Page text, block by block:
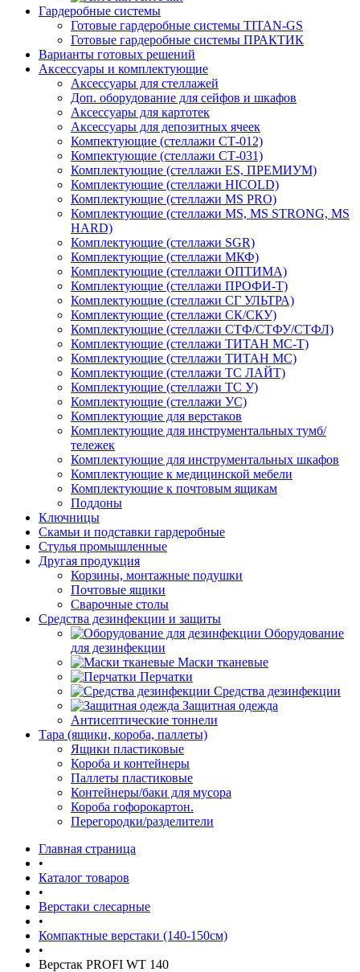
Гардеробные системы
Готовые гардеробные системы TITAN-GS
Готовые гардеробные системы ПРАКТИК
Варианты готовых решений
Аксессуары и комплектующие
Аксессуары для стеллажей
Доп. оборудование для сейфов и шкафов
Аксессуары для картотек
Аксессуары для депозитных ячеек
Компектующие (стеллажи СТ-012)
Компектующие (стеллажи СТ-031)
Комплектующие (стеллажи ES, ПРЕМИУМ)
Комплектующие (стеллажи HICOLD)
Комплектующие (стеллажи MS PRO)
Комплектующие (стеллажи MS, MS STRONG, MS
HARD)
Комплектующие (стеллажи SGR)
Комплектующие (стеллажи МКФ)
Комплектующие (стеллажи ОПТИМА)
Комплектующие (стеллажи ПРОФИ-Т)
Комплектующие (стеллажи СГ УЛЬТРА)
Комплектующие (стеллажи СК/СКУ)
Комплектующие (стеллажи СТФ/СТФУ/СТФЛ)
Комплектующие (стеллажи ТИТАН МС-Т)
Комплектующие (стеллажи ТИТАН МС)
Комплектующие (стеллажи ТС ЛАЙТ)
Комплектующие (стеллажи ТС У)
Комплектующие (стеллажи УС)
Комплектующие для верстаков
Комплектующие для инструментальных тумб/
тележек
Комплектующие для инструментальных шкафов
Комплектующие к медицинской мебели
Комплектующие к почтовым ящикам
Поддоны
Ключницы
Скамьи и подставки гардеробные
Стулья промышленные
Другая продукция
Корзины, монтажные подушки
Почтовые ящики
Сварочные столы
Средства дезинфекции и защиты
Оборудование
для дезинфекции
Маски тканевые
Перчатки
Средства дезинфекции
Защитная одежда
Антисептические тоннели
Тара (ящики, короба, паллеты)
Ящики пластиковые
Короба и контейнеры
Паллеты пластиковые
Контейнеры/баки для мусора
Короба гофорокартон.
Перегородки/разделители
Главная страница
•
Каталог товаров
•
Верстаки слесарные
•
Компактные верстаки (140-150см)
•
Верстак PROFI WT 140